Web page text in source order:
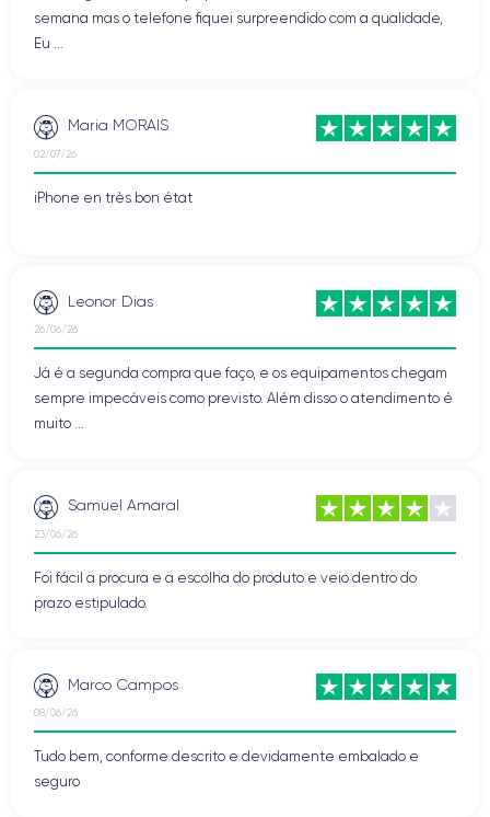
semana mas o telefone fiquei surpreendido com a qualidade,
Eu ...
Maria MORAIS
02/07/26
iPhone en très bon état
Leonor Dias
26/06/26
Já é a segunda compra que faço, e os equipamentos chegam
sempre impecáveis como previsto. Além disso o atendimento é
muito ...
Samuel Amaral
23/06/26
Foi fácil a procura e a escolha do produto e veio dentro do
prazo estipulado.
Marco Campos
08/06/26
Tudo bem, conforme descrito e devidamente embalado e
seguro